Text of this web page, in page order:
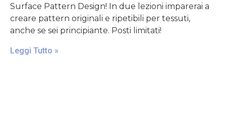
Surface Pattern Design! In due lezioni imparerai a
creare pattern originali e ripetibili per tessuti,
anche se sei principiante. Posti limitati!
Leggi Tutto »